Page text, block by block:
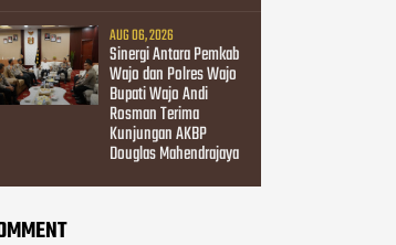
AUG 06, 2026
Sinergi Antara Pemkab
Wajo dan Polres Wajo
Bupati Wajo Andi
Rosman Terima
Kunjungan AKBP
Douglas Mahendrajaya